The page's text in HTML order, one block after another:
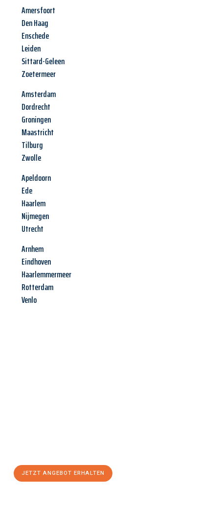
Amersfoort
Den Haag
Enschede
Leiden
Sittard-Geleen
Zoetermeer
Amsterdam
Dordrecht
Groningen
Maastricht
Tilburg
Zwolle
Apeldoorn
Ede
Haarlem
Nijmegen
Utrecht
Arnhem
Eindhoven
Haarlemmermeer
Rotterdam
Venlo
JETZT ANGEBOT ERHALTEN